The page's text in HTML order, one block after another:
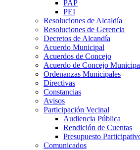
PAP
PEI
Resoluciones de Alcaldía
Resoluciones de Gerencia
Decretos de Alcandía
Acuerdo Municipal
Acuerdos de Concejo
Acuerdo de Concejo
Ordenanzas Municipales
Directivas
Constancias
Avisos
Participación Vecinal
Audiencia Pública
Rendición de Cuentas
Presupuesto
Comunicados